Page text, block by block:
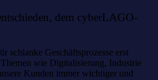
dem cyberLAGO-
schlanke Geschäftsprozesse erst
wie Digitalisierung, Industrie
Kunden immer wichtiger und